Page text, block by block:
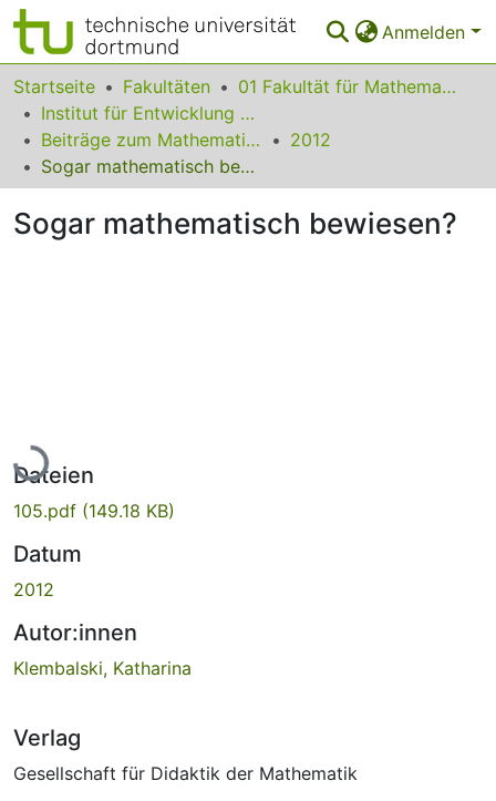
Anmelden
Bereiche & Sammlungen
Das gesamte Repositorium
Statistiken
FAQ
Startseite Fakultäten
01 Fakultät für Mathematik
Institut für Entwicklung und Erforschung des Mathematikunterrichts
Beiträge zum Mathematikunterricht
2012
Sogar mathematisch bewiesen?
Sogar mathematisch bewiesen?
Lade...
Dateien
105.pdf (149.18 KB)
Datum
2012
Autor:innen
Klembalski, Katharina
Verlag
Gesellschaft für Didaktik der Mathematik